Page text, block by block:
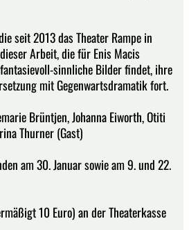
seit 2013 das Theater Rampe in
Arbeit, die für Enis Macis
sinnliche Bilder findet, ihre
mit Gegenwartsdramatik fort.
Brüntjen, Johanna Eiworth, Otiti
Thurner (Gast)
am 30. Januar sowie am 9. und 22.
10 Euro) an der Theaterkasse